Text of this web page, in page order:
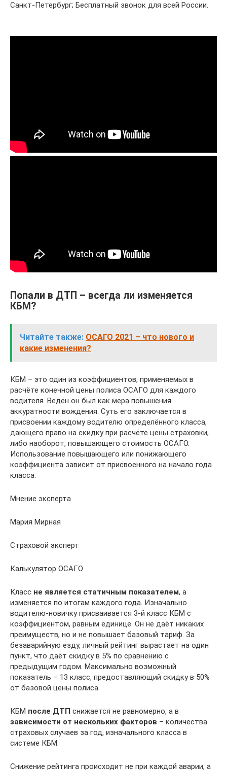
Санкт-Петербург; Бесплатный звонок для всей России.
Попали в ДТП – всегда ли изменяется
КБМ?
Читайте также: ОСАГО 2021 – что нового и
какие изменения?
КБМ – это один из коэффициентов, применяемых в
расчёте конечной цены полиса ОСАГО для каждого
водителя. Ведён он был как мера повышения
аккуратности вождения. Суть его заключается в
присвоении каждому водителю определённого класса,
дающего право на скидку при расчёте цены страховки,
либо наоборот, повышающего стоимость ОСАГО.
Использование повышающего или понижающего
коэффициента зависит от присвоенного на начало года
класса.
Мнение эксперта
Мария Мирная
Страховой эксперт
Калькулятор ОСАГО
Класс не является статичным показателем, а
изменяется по итогам каждого года. Изначально
водителю-новичку присваивается 3-й класс КБМ с
коэффициентом, равным единице. Он не даёт никаких
преимуществ, но и не повышает базовый тариф. За
безаварийную езду, личный рейтинг вырастает на один
пункт, что даёт скидку в 5% по сравнению с
предыдущим годом. Максимально возможный
показатель – 13 класс, предоставляющий скидку в 50%
от базовой цены полиса.
КБМ после ДТП снижается не равномерно, а в
зависимости от нескольких факторов – количества
страховых случаев за год, изначального класса в
системе КБМ.
Снижение рейтинга происходит не при каждой аварии, а